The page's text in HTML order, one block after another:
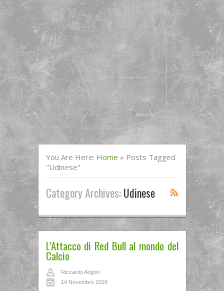
You Are Here: Home » Posts Tagged
"Udinese"
Category Archives:Udinese
L’Attacco di Red Bull al mondo del
Calcio
Riccardo Angori
14 Novembre 2016